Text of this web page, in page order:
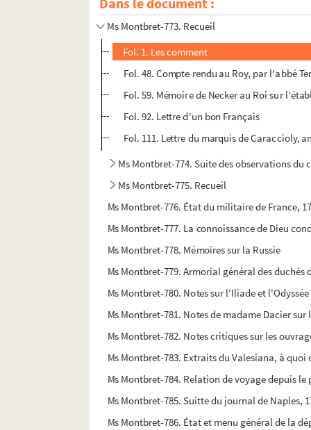
Ms Montbret-772. Recueil
Ms Montbret-773. Recueil
Fol. 1. Les comment
Fol. 48. Compte rendu au Roy, par l'abbé
Fol. 59. Mémoire de Necker au Roi sur
Fol. 92. Lettre d'un bon Français
Fol. 111. Lettre du marquis de Caraccioly,
Ms Montbret-774. Suite des observations
Ms Montbret-775. Recueil
Ms Montbret-776. État du militaire de France,
Ms Montbret-777. La connoissance de Dieu
Ms Montbret-778. Mémoires sur la Russie
Ms Montbret-779. Armorial général des duchés
Ms Montbret-780. Notes sur l'Iliade et
Ms Montbret-781. Notes de madame Dacier
Ms Montbret-782. Notes critiques sur les
Ms Montbret-783. Extraits du Valesiana, à
Ms Montbret-784. Relation de voyage depuis
Ms Montbret-785. Suitte du journal de Naples,
Ms Montbret-786. État et menu général de la